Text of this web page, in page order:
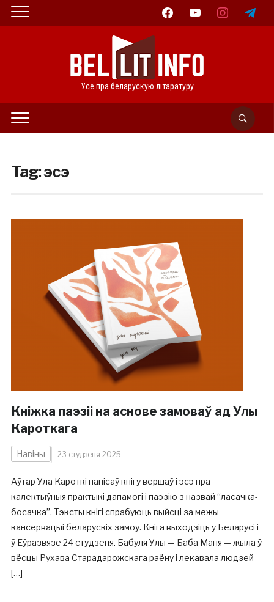
facebookyoutube instagramtelegram
Усё пра беларускую літаратуру
Tag:эсэ
Кніжка паэзіі на аснове замоваў ад Улы
Кароткага
Навіны 23 студзеня 2025
Аўтар Ула Кароткі напісаў кнігу вершаў і эсэ пра
калектыўныя практыкі дапамогі і паэзію з назвай “ласачка-
босачка”. Тэксты кнігі спрабуюць выйсці за межы
кансервацыі беларускіх замоў. Кніга выходзіць у Беларусі і
ў Еўразвязе 24 студзеня. Бабуля Улы — Баба Маня — жыла ў
вёсцы Рухава Старадарожскага раёну і лекавала людзей
[…]